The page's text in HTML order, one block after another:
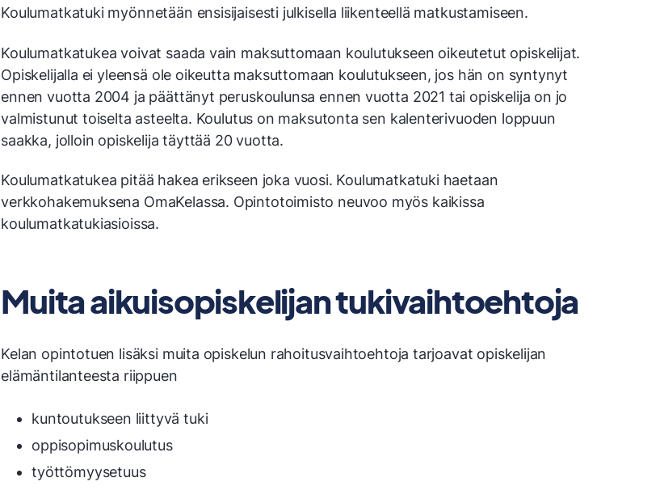
Koulumatkatuki myönnetään ensisijaisesti julkisella liikenteellä matkustamiseen.
Koulumatkatukea voivat saada vain maksuttomaan koulutukseen oikeutetut opiskelijat.
Opiskelijalla ei yleensä ole oikeutta maksuttomaan koulutukseen, jos hän on syntynyt
ennen vuotta 2004 ja päättänyt peruskoulunsa ennen vuotta 2021 tai opiskelija on jo
valmistunut toiselta asteelta. Koulutus on maksutonta sen kalenterivuoden loppuun
saakka, jolloin opiskelija täyttää 20 vuotta.
Koulumatkatukea pitää hakea erikseen joka vuosi. Koulumatkatuki haetaan
verkkohakemuksena OmaKelassa. Opintotoimisto neuvoo myös kaikissa
koulumatkatukiasioissa.
Muita aikuisopiskelijan tukivaihtoehtoja
Kelan opintotuen lisäksi muita opiskelun rahoitusvaihtoehtoja tarjoavat opiskelijan
elämäntilanteesta riippuen
kuntoutukseen liittyvä tuki
oppisopimuskoulutus
työttömyysetuus